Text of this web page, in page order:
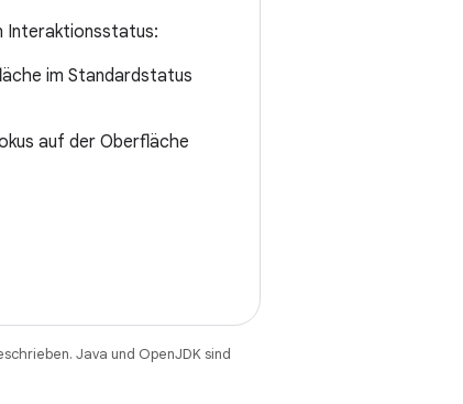
Interaktionsstatus:
im Standardstatus
auf der Oberfläche
Java und OpenJDK sind